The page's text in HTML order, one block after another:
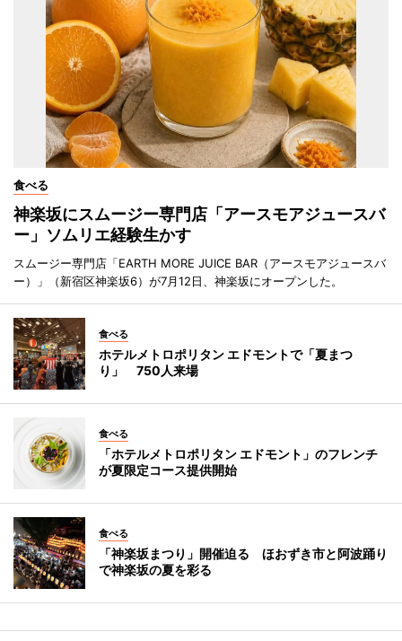
食べる
神楽坂にスムージー専門店「アースモアジュースバ
ー」ソムリエ経験生かす
スムージー専門店「EARTH MORE JUICE BAR（アースモアジュースバ
ー）」（新宿区神楽坂6）が7月12日、神楽坂にオープンした。
食べる
ホテルメトロポリタン エドモントで「夏まつ
り」 750人来場
食べる
「ホテルメトロポリタン エドモント」のフレンチ
が夏限定コース提供開始
食べる
「神楽坂まつり」開催迫る ほおずき市と阿波踊り
で神楽坂の夏を彩る